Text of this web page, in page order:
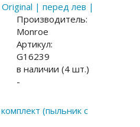
| перед лев |
Производитель:
Monroe
Артикул:
G16239
в наличии (4 шт.)
-
(пыльник с